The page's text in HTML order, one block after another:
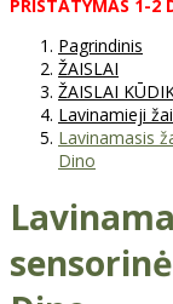
PRISTATYMAS 1-2
Pagrindinis
ŽAISLAI
ŽAISLAI
Lavinamieji
Lavinamasis
Dino